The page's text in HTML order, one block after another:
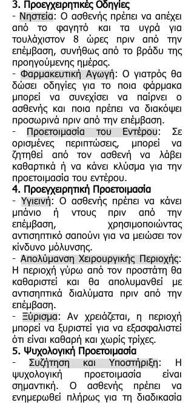
3. Προεγχειρητικές Οδηγίες
- Νηστεία: Ο ασθενής πρέπει να απέχει
από το φαγητό και τα υγρά για
τουλάχιστον 8 ώρες πριν από την
επέμβαση, συνήθως από το βράδυ της
προηγούμενης ημέρας.
- Φαρμακευτική Αγωγή: Ο γιατρός θα
δώσει οδηγίες για το ποια φάρμακα
μπορεί να συνεχίσει να παίρνει ο
ασθενής και ποια πρέπει να διακόψει
προσωρινά πριν από την επέμβαση.
-
Προετοιμασία του Εντέρου: Σε
ορισμένες περιπτώσεις, μπορεί να
ζητηθεί από τον ασθενή να λάβει
καθαρτικά ή να κάνει κλύσμα για την
προετοιμασία του εντέρου.
4. Προεγχειρητική Προετοιμασία
- Υγιεινή: Ο ασθενής πρέπει να κάνει
μπάνιο ή ντους πριν από την
επέμβαση, χρησιμοποιώντας
αντισηπτικό σαπούνι για να μειώσει τον
κίνδυνο μόλυνσης.
- Απολύμανση Χειρουργικής Περιοχής:
Η περιοχή γύρω από τον προστάτη θα
καθαριστεί και θα απολυμανθεί με
αντισηπτικά διαλύματα πριν από την
επέμβαση.
- Ξύρισμα: Αν χρειάζεται, η περιοχή
μπορεί να ξυριστεί για να εξασφαλιστεί
ότι είναι καθαρή και χωρίς τρίχες.
5. Ψυχολογική Προετοιμασία
- Συζήτηση και Υποστήριξη: Η
ψυχολογική προετοιμασία είναι
σημαντική. Ο ασθενής πρέπει να
ενημερωθεί πλήρως για τη διαδικασία